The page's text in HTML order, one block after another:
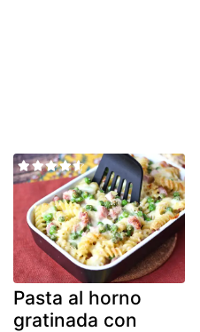
Pasta al horno
gratinada con